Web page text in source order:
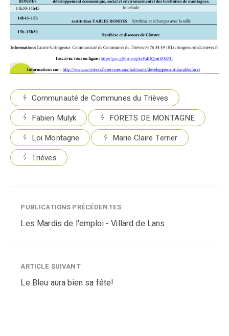
Communauté de Communes du Trièves
Fabien Mulyk
FORETS DE MONTAGNE
Loi Montagne
Marie Claire Terrier
Trièves
PUBLICATIONS PRÉCÉDENTES
Les Mardis de l'emploi - Villard de Lans
ARTICLE SUIVANT
Le Bleu aura bien sa fête!